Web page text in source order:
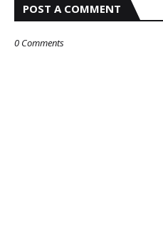
POST A COMMENT
0 Comments